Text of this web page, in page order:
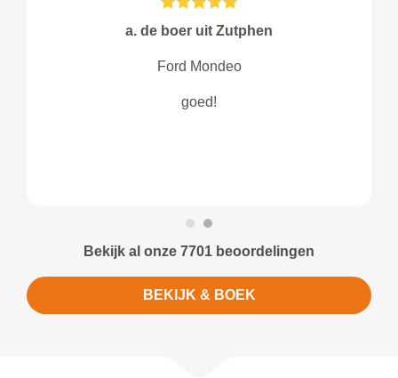
a. de boer uit Zutphen
Ford Mondeo
goed!
Bekijk al onze 7701 beoordelingen
BEKIJK & BOEK